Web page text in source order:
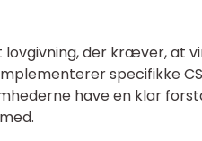
lovgivning, der kræver, at
specifikke
have en klar